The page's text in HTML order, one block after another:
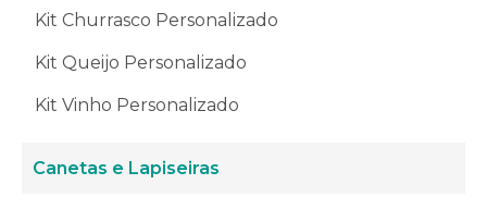
Kit Churrasco Personalizado
Kit Queijo Personalizado
Kit Vinho Personalizado
Canetas e Lapiseiras